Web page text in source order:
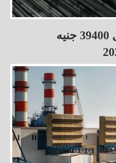
حديد المصريين يسجل 39400 جنيه